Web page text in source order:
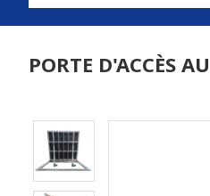
PORTE D'ACCÈS